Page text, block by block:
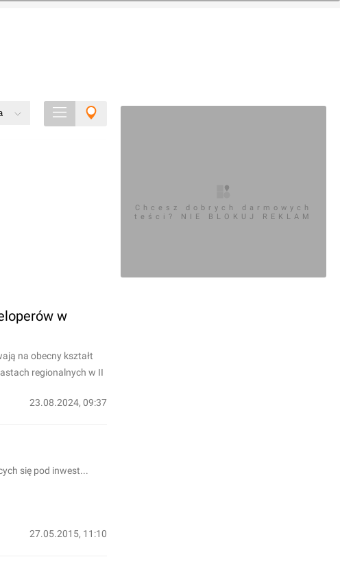
w
na obecny kształt
regionalnych w II
23.08.2024, 09:37
się pod inwest...
27.05.2015, 11:10
Chcesz dobrych darmowych
teści? NIE BLOKUJ REKLAM